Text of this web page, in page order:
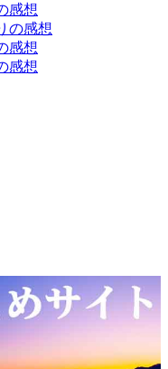
感想
の感想
感想
感想